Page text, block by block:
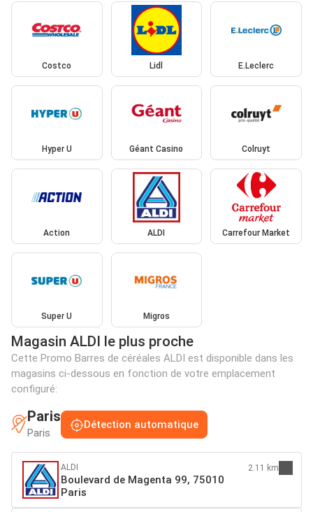
Costco Lidl E.Leclerc
Hyper U Géant Casino Colruyt
Action ALDI Carrefour Market
Super U Migros
Magasin ALDI le plus proche
Cette Promo Barres de céréales ALDI est disponible dans les
magasins ci-dessous en fonction de votre emplacement
configuré:
Paris
Paris
Détection automatique
ALDI
Boulevard de Magenta 99, 75010
Paris
2.11 km